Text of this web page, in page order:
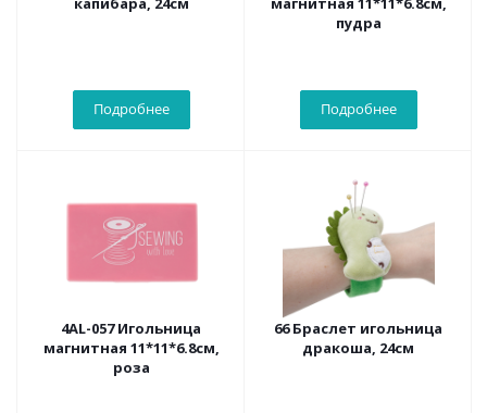
Подробнее
пудра
Подробнее
4AL-057 Игольница
магнитная 11*11*6.8см,
роза
66 Браслет игольница
дракоша, 24см